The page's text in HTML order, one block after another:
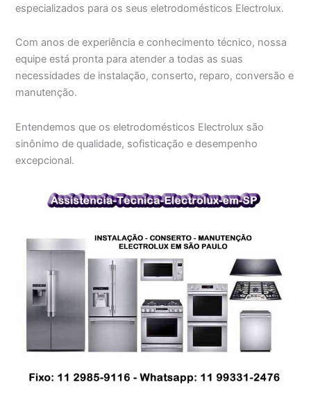
especializados para os seus eletrodomésticos Electrolux.
Com anos de experiência e conhecimento técnico, nossa
equipe está pronta para atender a todas as suas
necessidades de instalação, conserto, reparo, conversão e
manutenção.
Entendemos que os eletrodomésticos Electrolux são
sinônimo de qualidade, sofisticação e desempenho
excepcional.